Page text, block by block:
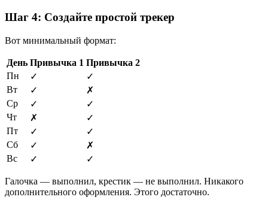
Шаг 4: Создайте простой трекер
Вот минимальный формат:
День Привычка 1 Привычка 2
Пн
✓
✓
Вт
✓
✗
Ср
✓
✓
Чт
✗
✓
Пт
✓
✓
Сб
✓
✗
Вс
✓ ✓
Галочка — выполнил, крестик — не выполнил. Никакого
дополнительного оформления. Этого достаточно.